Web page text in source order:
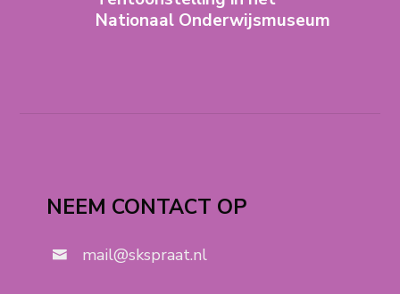
Nationaal Onderwijsmuseum
NEEM CONTACT OP
mail@skspraat.nl